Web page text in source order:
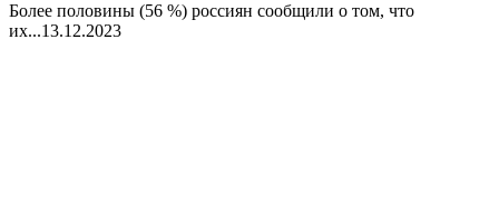
Более половины (56 %) россиян сообщили о том, что
их...13.12.2023